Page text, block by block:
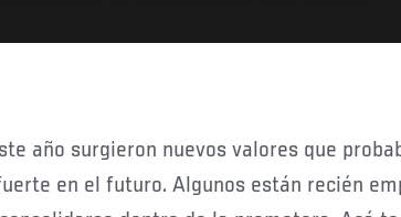
en el futuro. Algunos están recién